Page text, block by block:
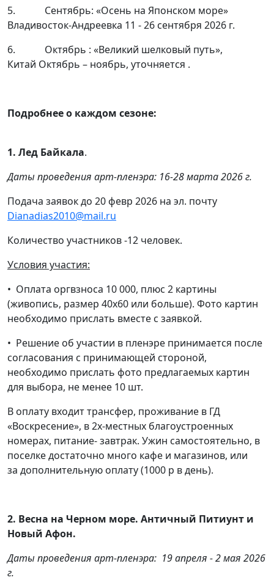
5. Сентябрь: «Осень на Японском море»
Владивосток-Андреевка 11 - 26 сентября 2026 г.
6. Октябрь : «Великий шелковый путь»,
Китай Октябрь – ноябрь, уточняется .
Подробнее о каждом сезоне:
1. Лед Байкала.
Даты проведения арт-пленэра: 16-28 марта 2026 г.
Подача заявок до 20 февр 2026 на эл. почту
Dianadias2010@mail.ru
Количество участников -12 человек.
Условия участия:
• Оплата оргвзноса 10 000, плюс 2 картины
(живопись, размер 40х60 или больше). Фото картин
необходимо прислать вместе с заявкой.
• Решение об участии в пленэре принимается после
согласования с принимающей стороной,
необходимо прислать фото предлагаемых картин
для выбора, не менее 10 шт.
В оплату входит трансфер, проживание в ГД
«Воскресение», в 2х-местных благоустроенных
номерах, питание- завтрак. Ужин самостоятельно, в
поселке достаточно много кафе и магазинов, или
за дополнительную оплату (1000 р в день).
2. Весна на Черном море. Античный Питиунт и
Новый Афон.
Даты проведения арт-пленэра: 19 апреля - 2 мая 2026
г.